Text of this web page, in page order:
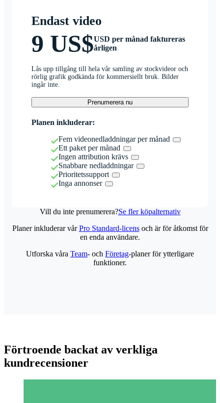
Endast video
9 US$USD per månad faktureras
årligen
Lås upp tillgång till hela vår samling av stockvideor och
rörlig grafik godkända för kommersiellt bruk. Bilder
ingår inte.
Prenumerera nu
Planen inkluderar:
Fem videonedladdningar per månad
Ett paket per månad
Ingen attribution krävs
Snabbare nedladdningar
Prioritetssupport
Inga annonser
Vill du inte prenumerera?Se fler köpalternativ
Planer inkluderar vårPro Standard-licensoch är för åtkomst för
en enda användare.
Utforska våra Team- och Företag-planer för ytterligare
funktioner.
Förtroende backat av verkliga
kundrecensioner